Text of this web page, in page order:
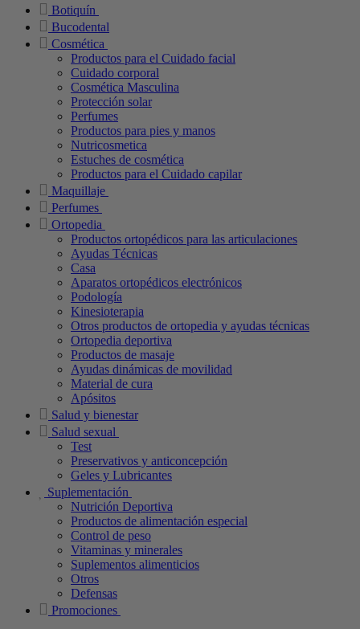
Botiquín
Bucodental
Cosmética
Productos para el Cuidado facial
Cuidado corporal
Cosmética Masculina
Protección solar
Perfumes
Productos para pies y manos
Nutricosmetica
Estuches de cosmética
Productos para el Cuidado capilar
Maquillaje
Perfumes
Ortopedia
Productos ortopédicos para las articulaciones
Ayudas Técnicas
Casa
Aparatos ortopédicos electrónicos
Podología
Kinesioterapia
Otros productos de ortopedia y ayudas técnicas
Ortopedia deportiva
Productos de masaje
Ayudas dinámicas de movilidad
Material de cura
Apósitos
Salud y bienestar
Salud sexual
Test
Preservativos y anticoncepción
Geles y Lubricantes
Suplementación
Nutrición Deportiva
Productos de alimentación especial
Control de peso
Vitaminas y minerales
Suplementos alimenticios
Otros
Defensas
Promociones